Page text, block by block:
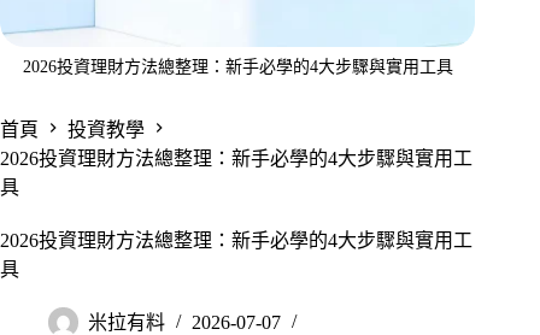
2026投資理財方法總整理：新手必學的4大步驟與實用工具
首頁
投資教學
2026投資理財方法總整理：新手必學的4大步驟與實用工
具
2026投資理財方法總整理：新手必學的4大步驟與實用工
具
米拉有料
2026-07-07